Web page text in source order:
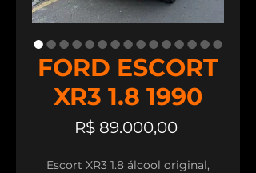
FORD ESCORT
XR3 1.8 1990
R$ 89.000,00Preço
Escort XR3 1.8 álcool original,